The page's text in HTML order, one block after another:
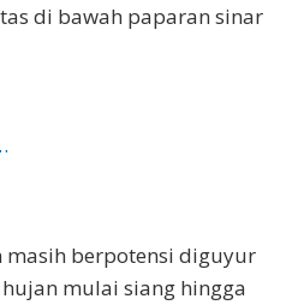
di bawah paparan sinar
masih berpotensi diguyur
mulai siang hingga